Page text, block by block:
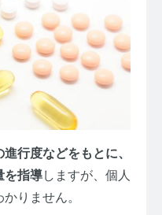
行度などをもとに、
を指導しますが、個人
りません。